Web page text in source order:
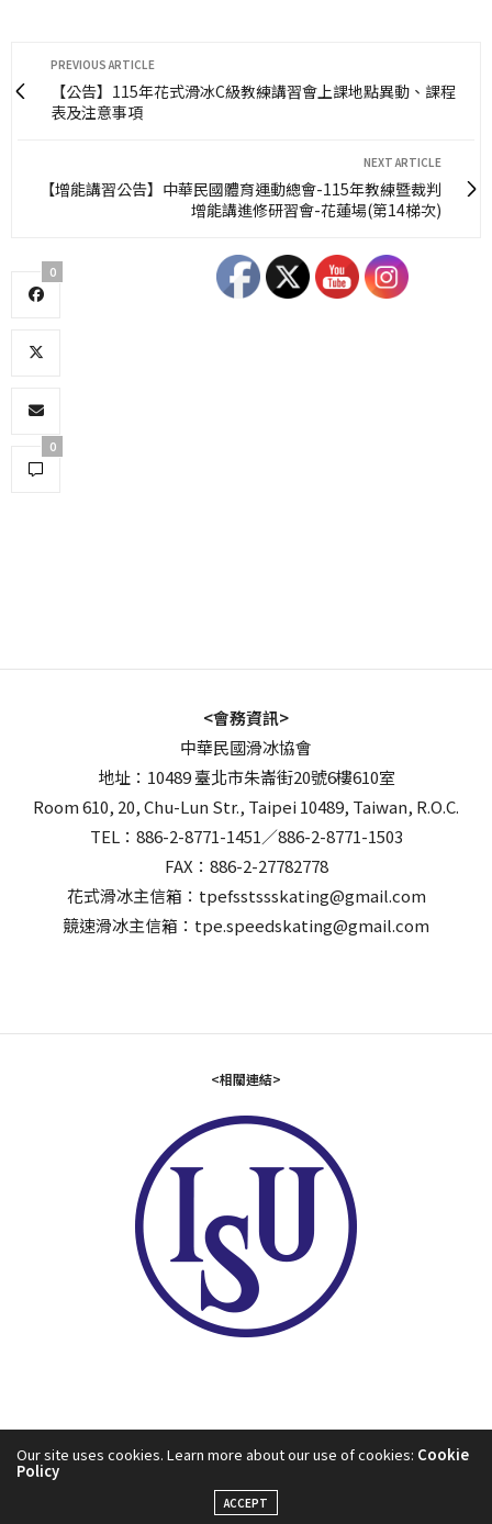
PREVIOUS ARTICLE
【公告】115年花式滑冰C級教練講習會上課地點異動、課程
表及注意事項
NEXT ARTICLE
【增能講習公告】中華民國體育運動總會-115年教練暨裁判
增能講進修研習會-花蓮場(第14梯次)
0
0
<會務資訊>
中華民國滑冰協會
地址：10489 臺北市朱崙街20號6樓610室
Room 610, 20, Chu-Lun Str., Taipei 10489, Taiwan, R.O.C.
TEL：886-2-8771-1451／886-2-8771-1503
FAX：886-2-27782778
花式滑冰主信箱：tpefsstssskating@gmail.com
競速滑冰主信箱：tpe.speedskating@gmail.com
<相關連結>
Our site uses cookies. Learn more about our use of cookies: Cookie
Policy
ACCEPT